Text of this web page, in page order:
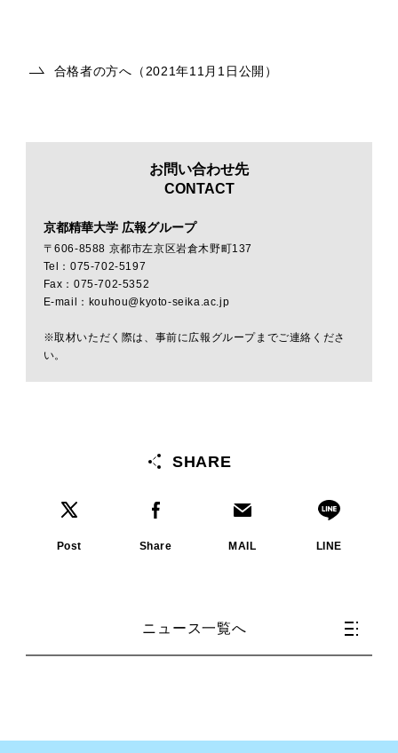
合格者の方へ（2021年11月1日公開）
お問い合わせ先
CONTACT
京都精華大学 広報グループ
〒606-8588 京都市左京区岩倉木野町137
Tel：075-702-5197
Fax：075-702-5352
E-mail：kouhou@kyoto-seika.ac.jp
※取材いただく際は、事前に広報グループまでご連絡くださ
い。
SHARE
Post Share MAIL LINE
ニュース一覧へ